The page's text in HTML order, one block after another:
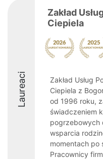
Laureaci
Zakład
Ciepiela
Zakład Usług
Ciepiela z
od 1996 roku,
świadczeniem
pogrzebowych
wsparcia
momentach po
Pracownicy